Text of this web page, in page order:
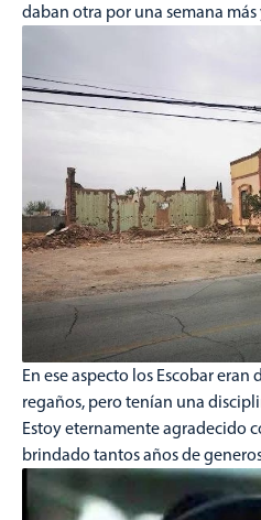
daban otra por una semana
En ese aspecto los Escobar
regaños, pero tenían una
Estoy eternamente agradecido
brindado tantos años de